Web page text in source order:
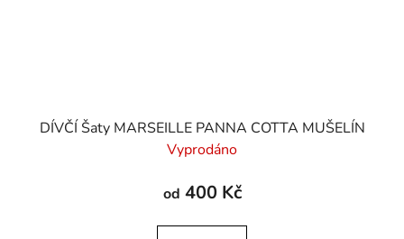
DÍVČÍ Šaty MARSEILLE PANNA COTTA MUŠELÍN
Vyprodáno
od 400 Kč